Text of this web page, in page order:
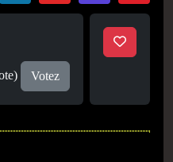
Votez